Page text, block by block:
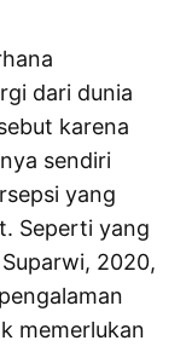
dari dunia
karena
sendiri
yang
Seperti yang
2020,
memerlukan